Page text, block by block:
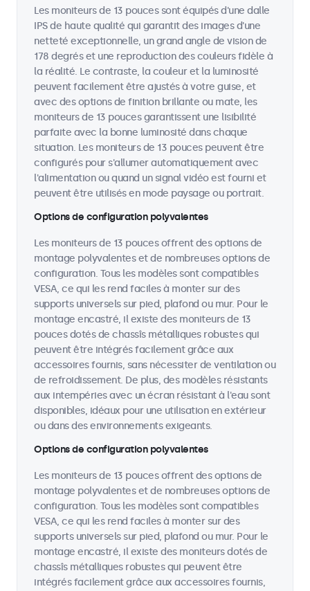
Les moniteurs de 13 pouces sont équipés d'une dalle
IPS de haute qualité qui garantit des images d'une
netteté exceptionnelle, un grand angle de vision de
178 degrés et une reproduction des couleurs fidèle à
la réalité. Le contraste, la couleur et la luminosité
peuvent facilement être ajustés à votre guise, et
avec des options de finition brillante ou mate, les
moniteurs de 13 pouces garantissent une lisibilité
parfaite avec la bonne luminosité dans chaque
situation. Les moniteurs de 13 pouces peuvent être
configurés pour s'allumer automatiquement avec
l'alimentation ou quand un signal vidéo est fourni et
peuvent être utilisés en mode paysage ou portrait.
Options de configuration polyvalentes
Les moniteurs de 13 pouces offrent des options de
montage polyvalentes et de nombreuses options de
configuration. Tous les modèles sont compatibles
VESA, ce qui les rend faciles à monter sur des
supports universels sur pied, plafond ou mur. Pour le
montage encastré, il existe des moniteurs de 13
pouces dotés de chassîs métalliques robustes qui
peuvent être intégrés facilement grâce aux
accessoires fournis, sans nécessiter de ventilation ou
de refroidissement. De plus, des modèles résistants
aux intempéries avec un écran résistant à l'eau sont
disponibles, idéaux pour une utilisation en extérieur
ou dans des environnements exigeants.
Options de configuration polyvalentes
Les moniteurs de 13 pouces offrent des options de
montage polyvalentes et de nombreuses options de
configuration. Tous les modèles sont compatibles
VESA, ce qui les rend faciles à monter sur des
supports universels sur pied, plafond ou mur. Pour le
montage encastré, il existe des moniteurs dotés de
chassîs métalliques robustes qui peuvent être
intégrés facilement grâce aux accessoires fournis,